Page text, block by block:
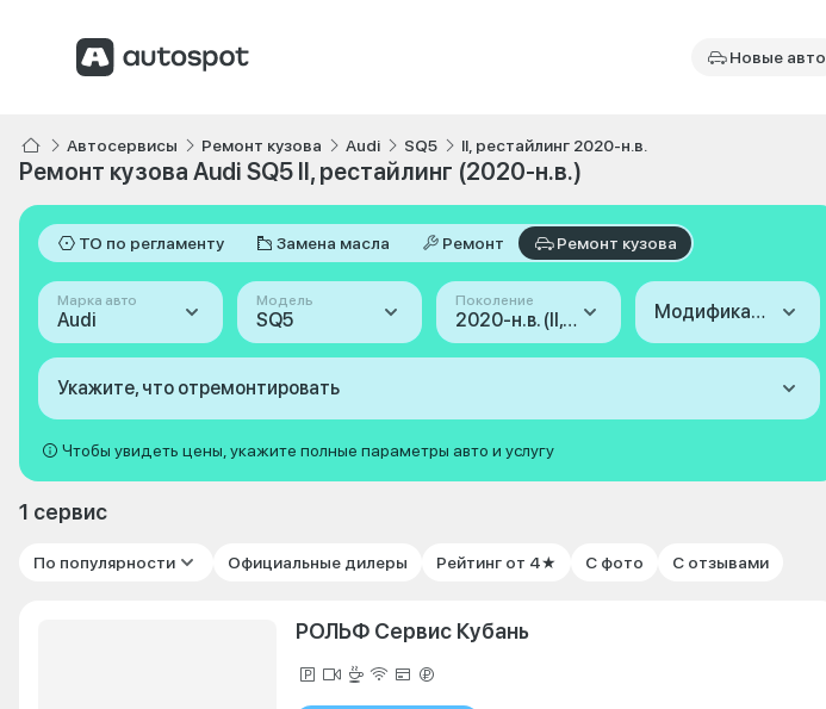
Новые авто
Автосервисы Ремонт кузова Audi SQ5 II, рестайлинг 2020-н.в.
Ремонт кузова Audi SQ5 II, рестайлинг (2020-н.в.)
ТО по регламенту Замена масла Ремонт Ремонт кузова
Марка авто
Audi
Модель
SQ5
Поколение
2020-н.в. (II, рестайлинг) Модификация
Укажите, что отремонтировать
Чтобы увидеть цены, укажите полные параметры авто и услугу
1 сервис
По популярности Официальные дилеры Рейтинг от 4★ С фото С отзывами
РОЛЬФ Сервис Кубань